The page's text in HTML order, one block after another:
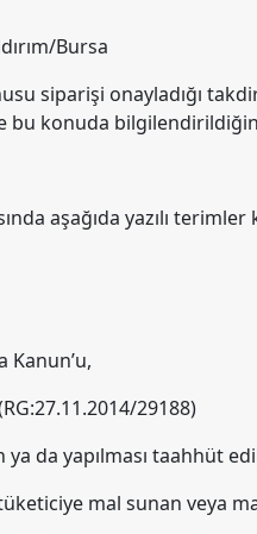
Bursa
siparişi onayladığı
bu konuda
aşağıda yazılı terimler
Kanun’u,
29188)
ya da yapılması
mal sunan veya